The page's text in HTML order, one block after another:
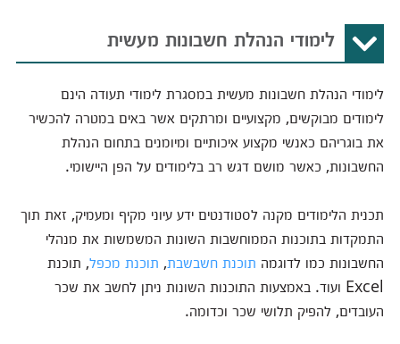
לימודי הנהלת חשבונות מעשית
לימודי הנהלת חשבונות מעשית במסגרת לימודי תעודה הינם
לימודים מבוקשים, מקצועיים ומרתקים אשר באים במטרה להכשיר
את בוגריהם כאנשי מקצוע איכותיים ומיומנים בתחום הנהלת
החשבונות, כאשר מושם דגש רב בלימודים על הפן היישומי.
תכנית הלימודים מקנה לסטודנטים ידע עיוני מקיף ומעמיק, זאת תוך
התמקדות בתוכנות הממוחשבות השונות המשמשות את מנהלי
החשבונות כמו לדוגמה תוכנת חשבשבת, תוכנת מכפל, תוכנת
Excel ועוד. באמצעות התוכנות השונות ניתן לחשב את שכר
העובדים, להפיק תלושי שכר וכדומה.